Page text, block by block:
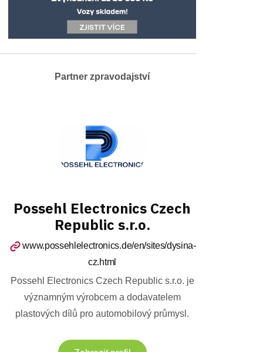
Partner zpravodajství
Possehl Electronics Czech
Republic s.r.o.
www.possehlelectronics.de/en/sites/dysina-
cz.html
Possehl Electronics Czech Republic s.r.o. je
významným výrobcem a dodavatelem
plastových dílů pro automobilový průmysl.